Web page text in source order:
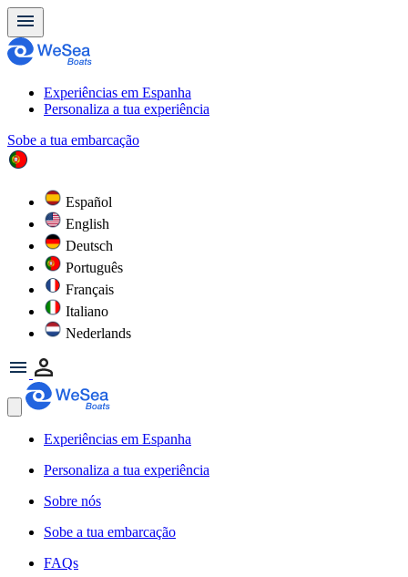
Experiências em Espanha
Personaliza a tua experiência
Sobe a tua embarcação
Español
English
Deutsch
Português
Français
Italiano
Nederlands
Experiências em Espanha
Personaliza a tua experiência
Sobre nós
Sobe a tua embarcação
FAQs